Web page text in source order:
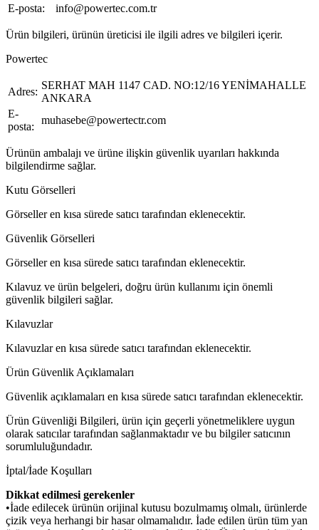
E-posta:
info@powertec.com.tr
Ürün bilgileri, ürünün üreticisi ile ilgili adres ve bilgileri içerir.
Powertec
Adres:
SERHAT MAH 1147 CAD. NO:12/16 YENİMAHALLE
ANKARA
E-
posta:
muhasebe@powertectr.com
Ürünün ambalajı ve ürüne ilişkin güvenlik uyarıları hakkında
bilgilendirme sağlar.
Kutu Görselleri
Görseller en kısa sürede satıcı tarafından eklenecektir.
Güvenlik Görselleri
Görseller en kısa sürede satıcı tarafından eklenecektir.
Kılavuz ve ürün belgeleri, doğru ürün kullanımı için önemli
güvenlik bilgileri sağlar.
Kılavuzlar
Kılavuzlar en kısa sürede satıcı tarafından eklenecektir.
Ürün Güvenlik Açıklamaları
Güvenlik açıklamaları en kısa sürede satıcı tarafından eklenecektir.
Ürün Güvenliği Bilgileri, ürün için geçerli yönetmeliklere uygun
olarak satıcılar tarafından sağlanmaktadır ve bu bilgiler satıcının
sorumluluğundadır.
İptal/İade Koşulları
Dikkat edilmesi gerekenler
•İade edilecek ürünün orijinal kutusu bozulmamış olmalı, ürünlerde
çizik veya herhangi bir hasar olmamalıdır. İade edilen ürün tüm yan